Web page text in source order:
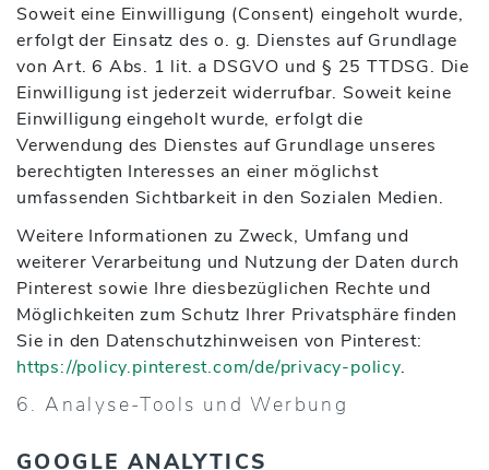
Soweit eine Einwilligung (Consent) eingeholt wurde,
erfolgt der Einsatz des o. g. Dienstes auf Grundlage
von Art. 6 Abs. 1 lit. a DSGVO und § 25 TTDSG. Die
Einwilligung ist jederzeit widerrufbar. Soweit keine
Einwilligung eingeholt wurde, erfolgt die
Verwendung des Dienstes auf Grundlage unseres
berechtigten Interesses an einer möglichst
umfassenden Sichtbarkeit in den Sozialen Medien.
Weitere Informationen zu Zweck, Umfang und
weiterer Verarbeitung und Nutzung der Daten durch
Pinterest sowie Ihre diesbezüglichen Rechte und
Möglichkeiten zum Schutz Ihrer Privatsphäre finden
Sie in den Datenschutzhinweisen von Pinterest:
https://policy.pinterest.com/de/privacy-policy.
6. Analyse-Tools und Werbung
GOOGLE ANALYTICS